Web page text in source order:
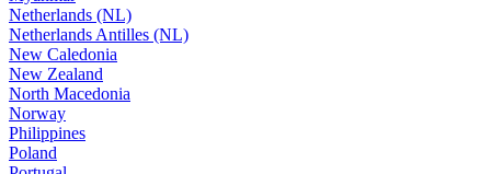
Netherlands (NL)
Netherlands Antilles (NL)
New Caledonia
New Zealand
North Macedonia
Norway
Philippines
Poland